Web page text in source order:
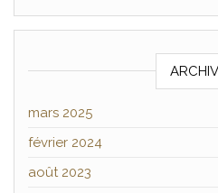
mars 2025
février 2024
août 2023